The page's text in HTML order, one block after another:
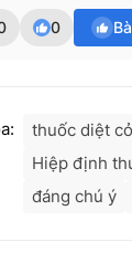
0
thuốc diệt cỏ
Hiệp định
đáng chú ý